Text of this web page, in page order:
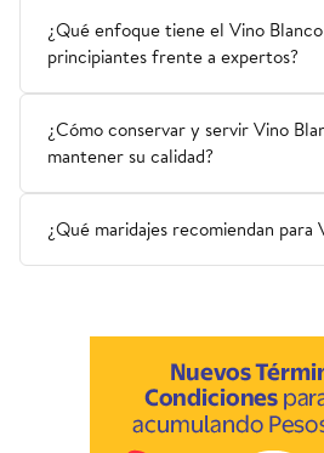
¿Qué enfoque tiene el Vino
principiantes frente a expertos?
¿Cómo conservar y servir Vino
mantener su calidad?
¿Qué maridajes recomiendan para